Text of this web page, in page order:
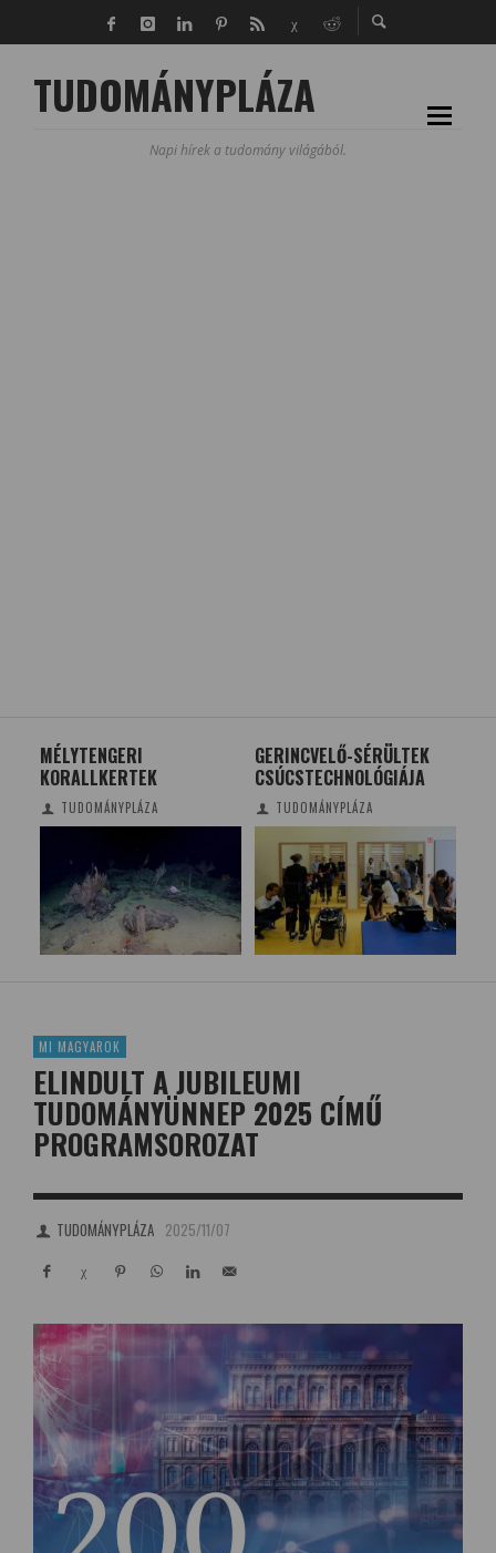
TUDOMÁNYPLÁZA
Napi hírek a tudomány világából.
GERINCVELŐ-SÉRÜLTEK
CSÚCSTECHNOLÓGIÁJA
TUDOMÁNYPLÁZA
LUSTASÁG ÉS MARADISÁG
VEZETETT A HOMO
ERECTUS KIHALÁSÁHOZ
TUDOMÁNYPLÁZA
MI MAGYAROK
ELINDULT A JUBILEUMI
TUDOMÁNYÜNNEP 2025 CÍMŰ
PROGRAMSOROZAT
TUDOMÁNYPLÁZA 2025/11/07